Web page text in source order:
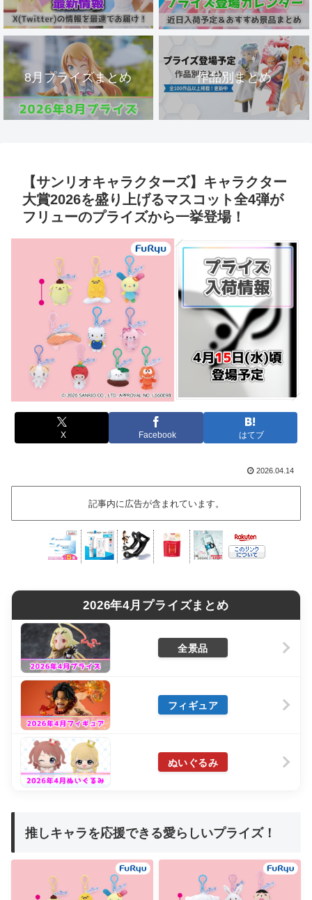
8月プライズまとめ 作品別まとめ
【サンリオキャラクターズ】キャラクター
大賞2026を盛り上げるマスコット全4弾が
フリューのプライズから一挙登場！
X Facebook はてブ
2026.04.14
記事内に広告が含まれています。
2026年4月プライズまとめ
全景品
フィギュア
ぬいぐるみ
推しキャラを応援できる愛らしいプライズ！